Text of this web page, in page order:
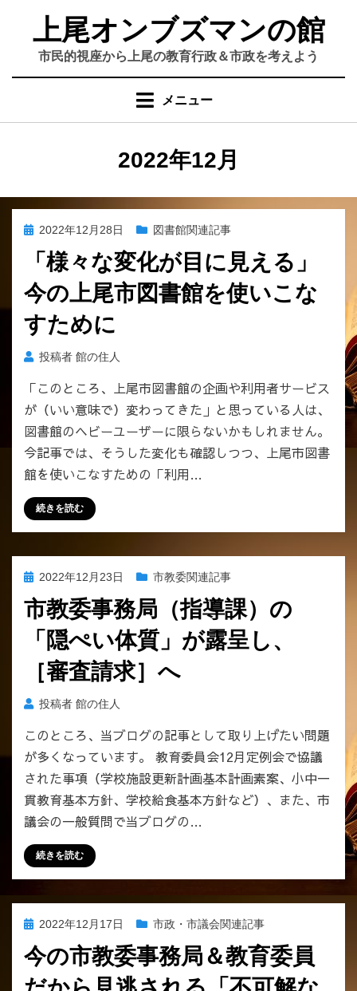
上尾オンブズマンの館
市民的視座から上尾の教育行政＆市政を考えよう
メニュー
月
:
2022年12月
投
日:
2022年12月28日 図書館関連記事
「様々な変化が目に見える」
今の上尾市図書館を使いこな
すために
投稿者 館の住人
「このところ、上尾市図書館の企画や利用者サービス
が（いい意味で）変わってきた」と思っている人は、
図書館のヘビーユーザーに限らないかもしれません。
今記事では、そうした変化も確認しつつ、上尾市図書
館を使いこなすための「利用…
続きを読む
投
日:
2022年12月23日 市教委関連記事
市教委事務局（指導課）の
「隠ぺい体質」が露呈し、
［審査請求］へ
投稿者 館の住人
このところ、当ブログの記事として取り上げたい問題
が多くなっています。 教育委員会12月定例会で協議
された事項（学校施設更新計画基本計画素案、小中一
貫教育基本方針、学校給食基本方針など）、また、市
議会の一般質問で当ブログの…
続きを読む
投
日:
2022年12月17日 市政・市議会関連記事
今の市教委事務局＆教育委員